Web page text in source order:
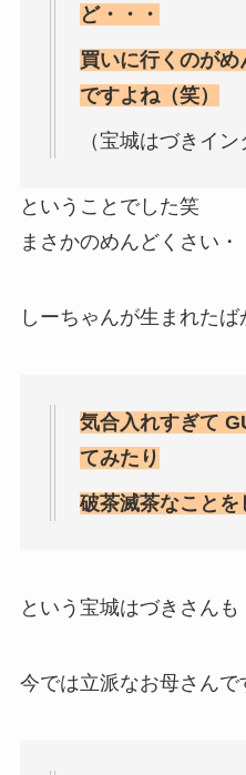
ど・・・
買いに行くのが
ですよね（笑）
（宝城はづきイン
ということでした笑
まさかのめんどくさい・
しーちゃんが生まれたば
気合入れすぎて
てみたり
破茶滅茶なことを
という宝城はづきさんも
今では立派なお母さん